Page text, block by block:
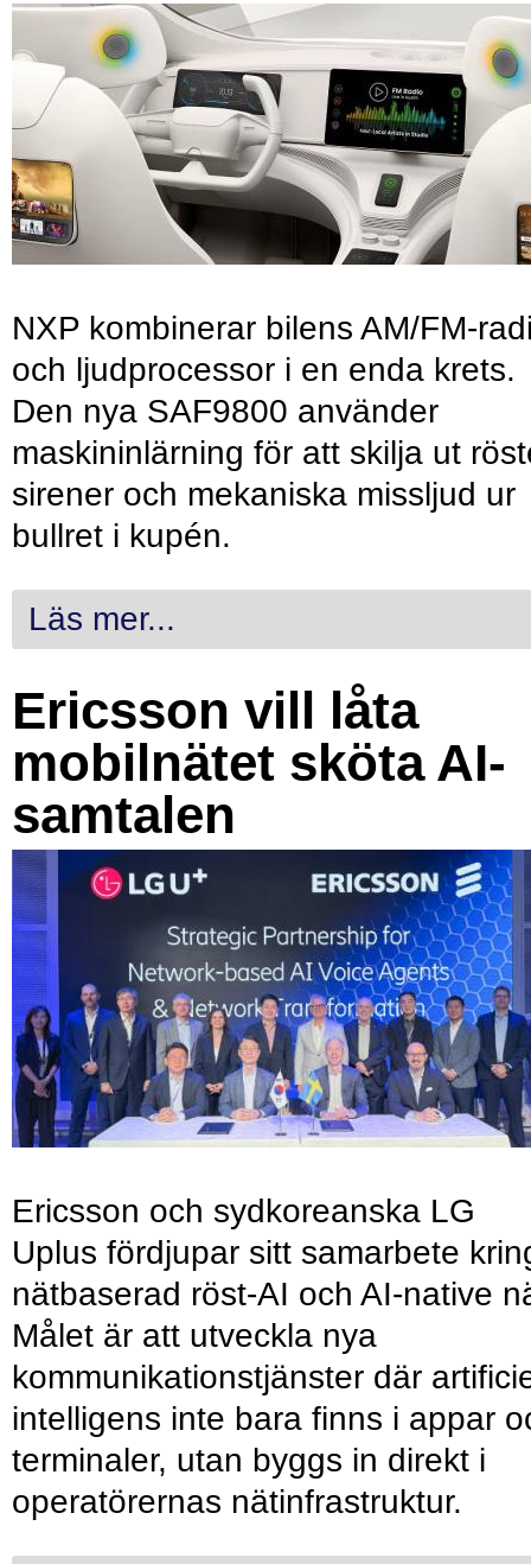
NXP kombinerar bilens AM/FM-
och ljudprocessor i en enda krets.
Den nya SAF9800 använder
maskininlärning för att skilja ut
sirener och mekaniska missljud ur
bullret i kupén.
Läs mer...
Ericsson vill låta
mobilnätet sköta AI-
samtalen
Ericsson och sydkoreanska LG
Uplus fördjupar sitt samarbete
nätbaserad röst-AI och AI-native
Målet är att utveckla nya
kommunikationstjänster där
intelligens inte bara finns i appar
terminaler, utan byggs in direkt i
operatörernas nätinfrastruktur.